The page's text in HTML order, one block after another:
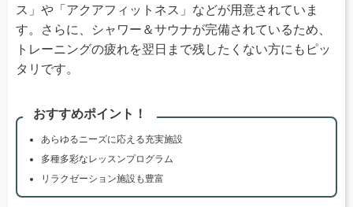
ス」や「アクアフィットネス」などが用意されていま
す。さらに、シャワー＆サウナが完備されているため、
トレーニングの疲れを翌日まで残したくない方にもピッ
タリです。
おすすめポイント！
あらゆるニーズに応える充実施設
多種多彩なレッスンプログラム
リラクゼーション施設も豊富